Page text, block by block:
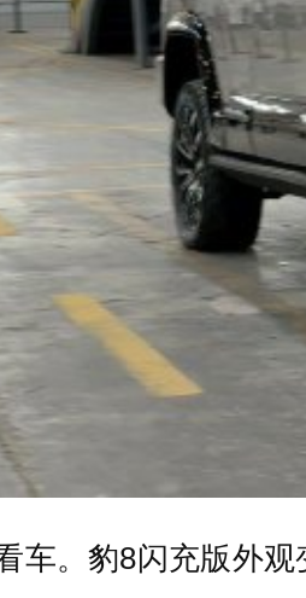
车。豹8闪充版外